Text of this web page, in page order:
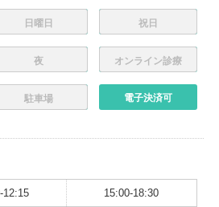
日曜日 祝日
夜 オンライン診療
駐車場 電子決済可
12:15 15:00-18:30